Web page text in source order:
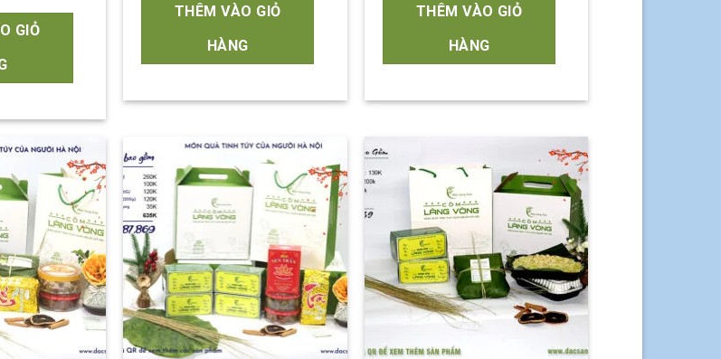
GIỎ
THÊM VÀO GIỎ
HÀNG
THÊM VÀO GIỎ
HÀNG
Add to
wishlist
Add to
wishlist
Add to
wishlist